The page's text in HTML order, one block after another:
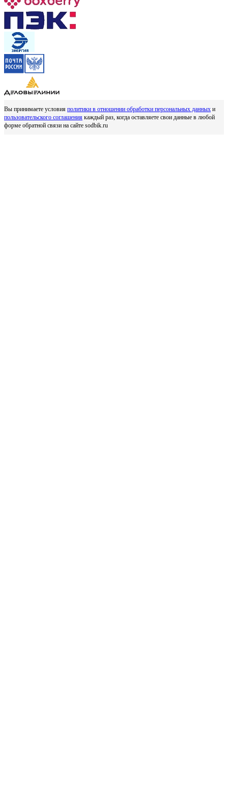
Вы принимаете условия политики в отношении обработки персональных данных и
пользовательского соглашения каждый раз, когда оставляете свои данные в любой
форме обратной связи на сайте sodbik.ru